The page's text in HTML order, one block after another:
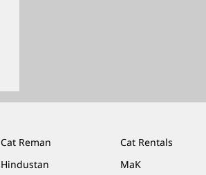
Cat Reman Cat Rentals
Hindustan MaK